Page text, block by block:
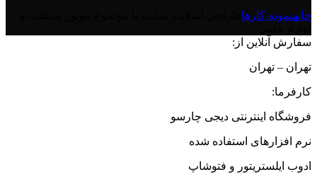
خانهنمونه کارها
سفارش آنلاین از:
تهران – تهران
کارفرما:
فروشگاه اینترنتی دیجی چارسو
نرم افزارهای استفاده شده
ادوب ایلستریتور و فتوشاپ